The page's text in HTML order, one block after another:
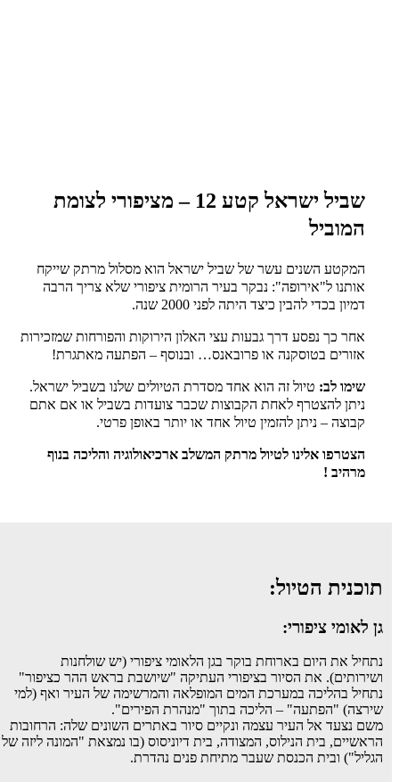
שביל ישראל קטע 12 – מציפורי לצומת
המוביל
המקטע השנים עשר של שביל ישראל הוא מסלול מרתק שייקח
אותנו ל"אירופה": נבקר בעיר הרומית ציפורי שלא צריך הרבה
דמיון בכדי להבין כיצד היתה לפני 2000 שנה.
אחר כך נפסע דרך גבעות עצי האלון הירוקות והפורחות שמזכירות
אזורים בטוסקנה או פרובאנס… ובנוסף – הפתעה מאתגרת!
שימו לב:טיול זה הוא אחד מסדרת הטיולים שלנו בשביל ישראל.
ניתן להצטרף לאחת הקבוצות שכבר צועדות בשביל או אם אתם
קבוצה – ניתן להזמין טיול אחד או יותר באופן פרטי.
הצטרפו אלינו לטיול מרתק המשלב ארכיאולוגיה והליכה בנוף
מרהיב !
תוכנית הטיול:
גן לאומי ציפורי:
נתחיל את היום בארוחת בוקר בגן הלאומי ציפורי (יש שולחנות
ושירותים). את הסיור בציפורי העתיקה "שיושבת בראש ההר כציפור"
נתחיל בהליכה במערכת המים המופלאה והמרשימה של העיר ואף (למי
שירצה) "הפתעה" – הליכה בתוך "מנהרת הפירים".
משם נצעד אל העיר עצמה ונקיים סיור באתרים השונים שלה: הרחובות
הראשיים, בית הנילוס, המצודה, בית דיוניסוס (בו נמצאת "המונה ליזה של
הגליל") ובית הכנסת שעבר מתיחת פנים נהדרת.